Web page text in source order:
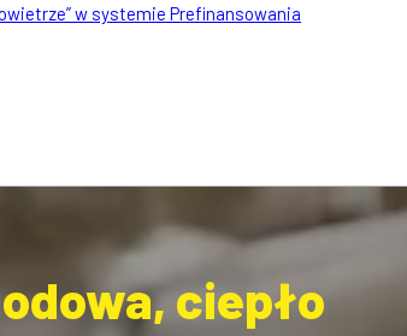
w systemie Prefinansowania
ciepło